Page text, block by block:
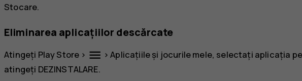
Stocare.
Eliminarea aplicațiilor descărcate
Atingeți Play Store > menu >Aplicațiile și jocurile mele, selectați aplicația
atingeți DEZINSTALARE.